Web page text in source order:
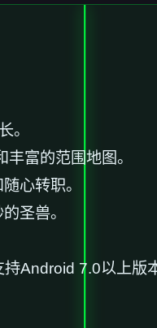
。
富的范围地图。
心转职。
圣兽。
Android 7.0以上版